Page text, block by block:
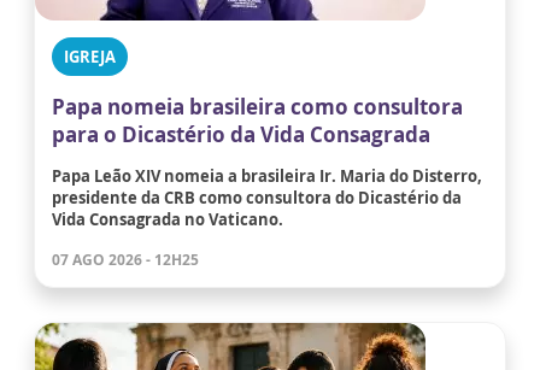
IGREJA
Papa nomeia brasileira como consultora
para o Dicastério da Vida Consagrada
Papa Leão XIV nomeia a brasileira Ir. Maria do Disterro,
presidente da CRB como consultora do Dicastério da
Vida Consagrada no Vaticano.
07 AGO 2026 - 12H25